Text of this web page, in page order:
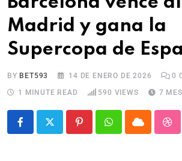
Madrid y gana la
Supercopa de
BY BET593 14 DE ENERO DE 2026 0
1 MINUTE READ
590 VIEWS 7